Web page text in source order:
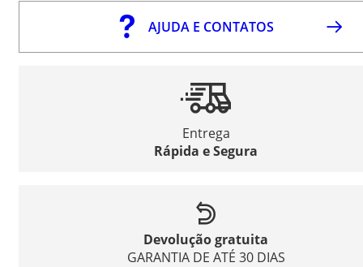
AJUDA E CONTATOS
Entrega
Rápida e Segura
Devolução gratuita
GARANTIA DE ATÉ 30 DIAS